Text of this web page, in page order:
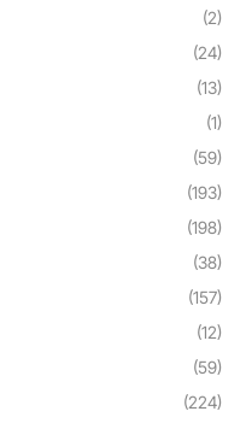
(2)
(24)
(13)
(1)
(59)
(193)
(198)
(38)
(157)
(12)
(59)
(224)